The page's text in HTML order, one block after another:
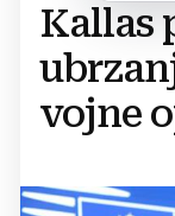
Kallas
vojne